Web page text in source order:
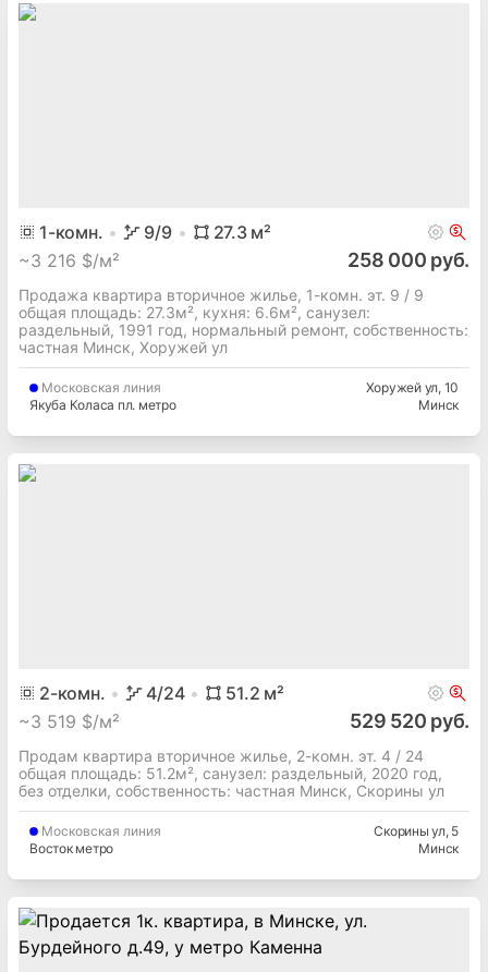
1-комн. 9/9 27.3м²
~3 216 $/м² 258 000 руб.
Продажа квартира вторичное жилье, 1-комн. эт. 9 / 9
общая площадь: 27.3м², кухня: 6.6м², cанузел:
раздельный, 1991 год, нормальный ремонт, собственность:
частная Минск, Хоружей ул
Московская линия
Якуба Коласа пл. метро
Хоружей ул, 10
Минск
2-комн. 4/24 51.2 м²
~3 519 $/м² 529 520 руб.
Продам квартира вторичное жилье, 2-комн. эт. 4 / 24
общая площадь: 51.2м², cанузел: раздельный, 2020 год,
без отделки, собственность: частная Минск, Скорины ул
Московская линия
Восток метро
Скорины ул, 5
Минск